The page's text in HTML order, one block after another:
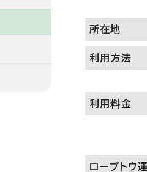
所在地
利用方法
利用料金
ロープトウ